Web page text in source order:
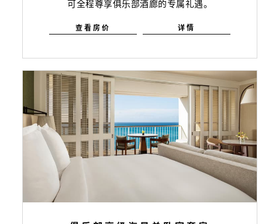
可全程尊享俱乐部酒廊的专属礼遇。
查看房价 详情